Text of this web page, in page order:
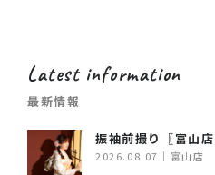
Latest information
最新情報
振袖前撮り〖富山店
2026.08.07｜富山店